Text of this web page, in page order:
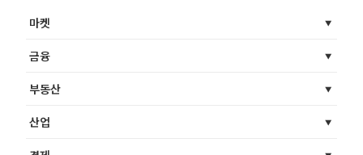
마켓
금융
부동산
산업